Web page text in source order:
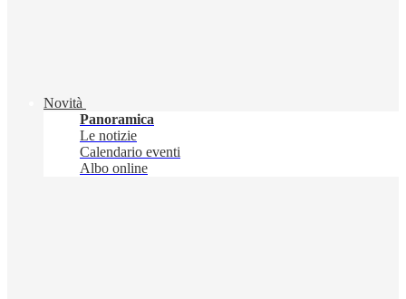
Novità
Panoramica
Le notizie
Calendario eventi
Albo online